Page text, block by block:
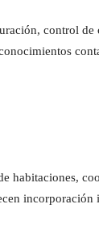
control de
habitaciones,
incorporación